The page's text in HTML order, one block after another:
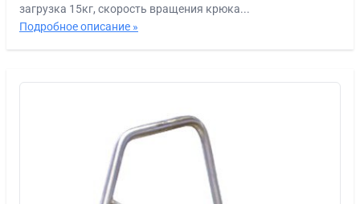
загрузка 15кг, скорость вращения крюка...
Подробное описание »